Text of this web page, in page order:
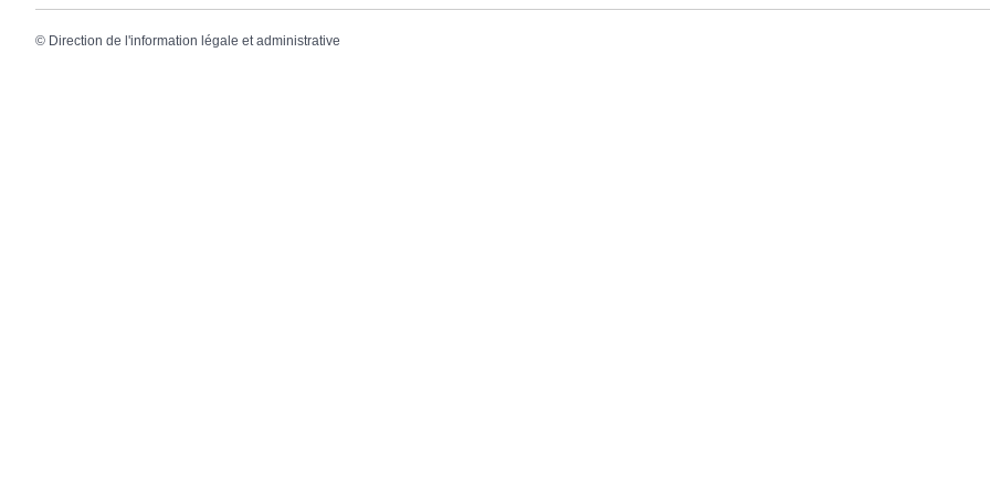
© Direction de l'information légale et administrative